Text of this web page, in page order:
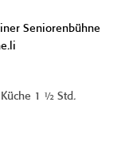
Seniorenbühne
1 ½ Std.